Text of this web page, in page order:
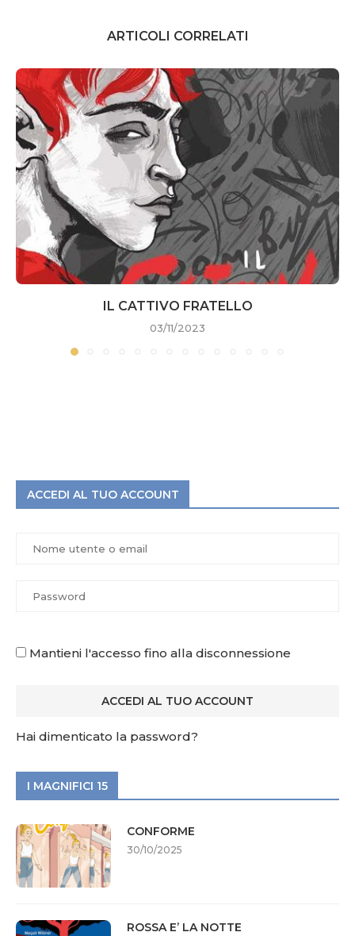
ARTICOLI CORRELATI
IL CATTIVO FRATELLO
03/11/2023
ACCEDI AL TUO ACCOUNT
Mantieni l'accesso fino alla disconnessione
Hai dimenticato la password?
I MAGNIFICI 15
CONFORME
30/10/2025
ROSSA E’ LA NOTTE